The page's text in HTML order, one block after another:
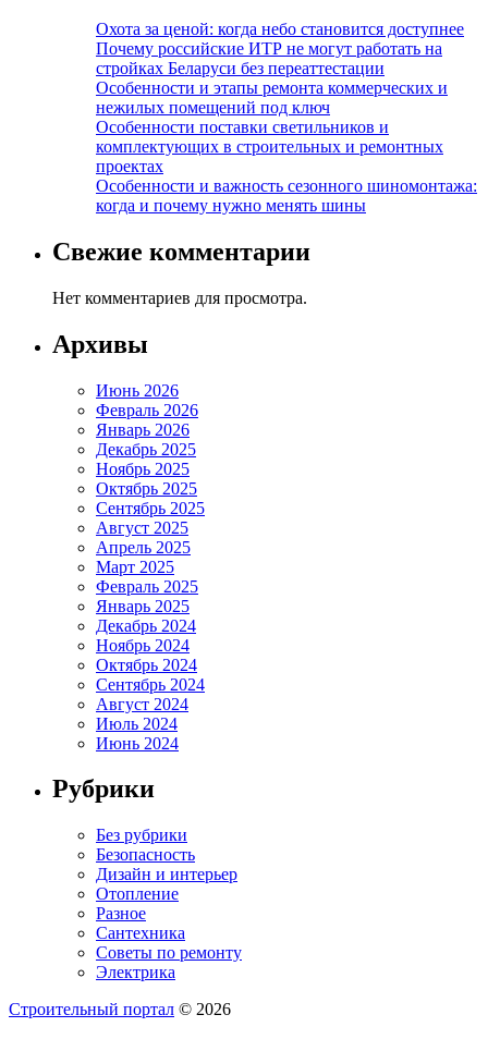
Охота за ценой: когда небо становится доступнее
Почему российские ИТР не могут работать на
стройках Беларуси без переаттестации
Особенности и этапы ремонта коммерческих и
нежилых помещений под ключ
Особенности поставки светильников и
комплектующих в строительных и ремонтных
проектах
Особенности и важность сезонного шиномонтажа:
когда и почему нужно менять шины
Свежие комментарии
Нет комментариев для просмотра.
Архивы
Июнь 2026
Февраль 2026
Январь 2026
Декабрь 2025
Ноябрь 2025
Октябрь 2025
Сентябрь 2025
Август 2025
Апрель 2025
Март 2025
Февраль 2025
Январь 2025
Декабрь 2024
Ноябрь 2024
Октябрь 2024
Сентябрь 2024
Август 2024
Июль 2024
Июнь 2024
Рубрики
Без рубрики
Безопасность
Дизайн и интерьер
Отопление
Разное
Сантехника
Советы по ремонту
Электрика
Строительный портал © 2026